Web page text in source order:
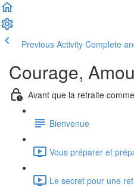
Previous Activity Complete
Courage,
Avant que la retraite
Bienvenue
Vous préparer et
Le secret pour une